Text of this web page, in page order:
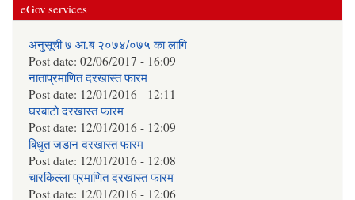
eGov services
अनुसूची ७ आ.ब २०७४/०७५ का लागि
Post date: 02/06/2017 - 16:09
नाताप्रमाणित दरखास्त फारम
Post date: 12/01/2016 - 12:11
घरबाटो दरखास्त फारम
Post date: 12/01/2016 - 12:09
बिधुत जडान दरखास्त फारम
Post date: 12/01/2016 - 12:08
चारकिल्ला प्रमाणित दरखास्त फारम
Post date: 12/01/2016 - 12:06